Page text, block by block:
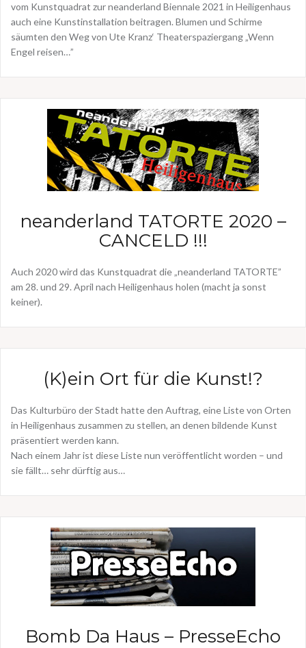
vom Kunstquadrat zur neanderland Biennale 2021 in Heiligenhaus
auch eine Kunstinstallation beitragen. Blumen und Schirme
säumten den Weg von Ute Kranz‘ Theaterspaziergang „Wenn
Engel reisen…”
neanderland TATORTE 2020 –
CANCELD !!!
Auch 2020 wird das Kunstquadrat die „neanderland TATORTE”
am 28. und 29. April nach Heiligenhaus holen (macht ja sonst
keiner).
(K)ein Ort für die Kunst!?
Das Kulturbüro der Stadt hatte den Auftrag, eine Liste von Orten
in Heiligenhaus zusammen zu stellen, an denen bildende Kunst
präsentiert werden kann.
Nach einem Jahr ist diese Liste nun veröffentlicht worden – und
sie fällt… sehr dürftig aus…
Bomb Da Haus – PresseEcho